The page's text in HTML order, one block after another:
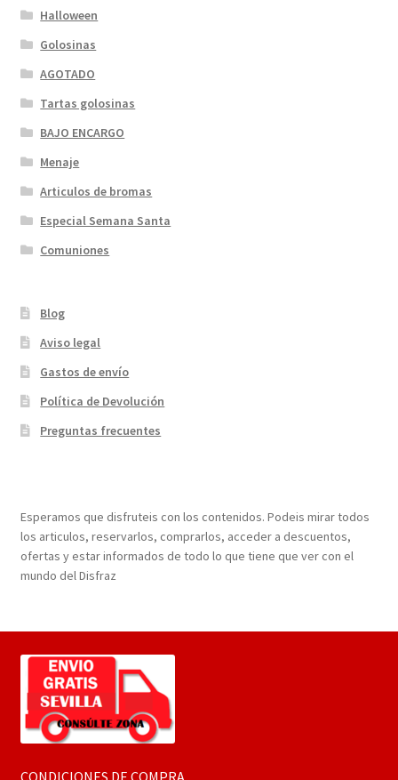
Halloween
Golosinas
AGOTADO
Tartas golosinas
BAJO ENCARGO
Menaje
Articulos de bromas
Especial Semana Santa
Comuniones
Blog
Aviso legal
Gastos de envío
Política de Devolución
Preguntas frecuentes
Esperamos que disfruteis con los contenidos. Podeis mirar todos
los articulos, reservarlos, comprarlos, acceder a descuentos,
ofertas y estar informados de todo lo que tiene que ver con el
mundo del Disfraz
CONDICIONES DE COMPRA